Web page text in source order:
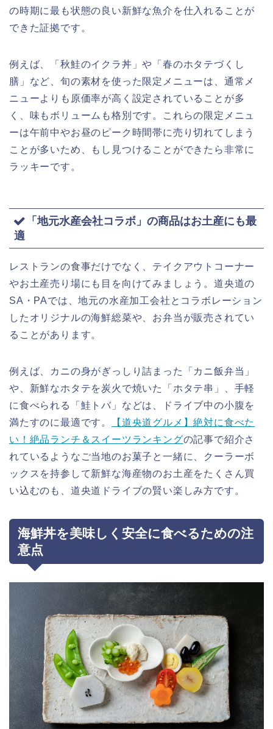
の時期に最も状態の良い新鮮な魚介を仕入れることが
できた証拠です。
例えば、「秋鮭のイクラ丼」や「春のホタテづくし
膳」など、旬の素材を使った限定メニューは、通常メ
ニューよりも原価率が高く設定されていることが多
く、味もボリュームも格別です。これらの限定メニュ
ーは午前中やお昼のピーク時間帯に売り切れてしまう
ことが多いため、もし見つけることができたら非常に
ラッキーです。
「地元水産会社コラボ」の商品はお土産にも最
適
レストランの食事だけでなく、テイクアウトコーナー
やお土産売り場にも目を向けてみましょう。道央道の
SA・PAでは、地元の水産加工会社とコラボレーション
したオリジナルの海鮮総菜や、お弁当が販売されてい
ることがあります。
例えば、カニの身がぎっしり詰まった「カニ飯弁当」
や、新鮮なホタテを炭火で焼いた「ホタテ串」、手軽
に食べられる「鮭トバ」などは、ドライブ中の小腹を
満たすのに最適です。
【道央道グルメ】絶対に食べた
い！絶品ランチ＆スイーツランキングの記事で紹介さ
れているようなご当地のお菓子と一緒に、クーラーボ
ックスを持参して新鮮な海産物のお土産をたくさん買
い込むのも、道央道ドライブの賢い楽しみ方です。
海鮮丼を美味しく安全に食べるための注
意点